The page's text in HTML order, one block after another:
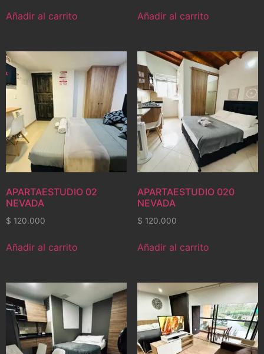
Añadir al carrito Añadir al carrito
APARTAESTUDIO 02
NEVADA
$ 120.000
Añadir al carrito
APARTAESTUDIO 020
NEVADA
$ 120.000
Añadir al carrito